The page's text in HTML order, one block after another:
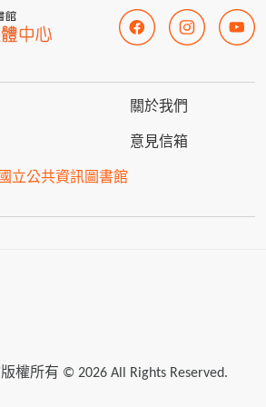
關於我們
意見信箱
國立公共資訊圖書館
權所有 © 2026 All Rights Reserved.